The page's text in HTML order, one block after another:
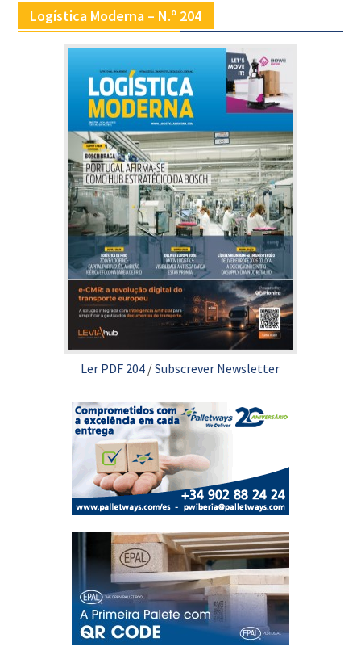
Logística Moderna – N.º 204
Ler PDF 204 /Subscrever Newsletter